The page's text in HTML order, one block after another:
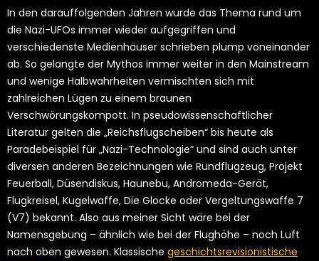
In den darauffolgenden Jahren wurde das Thema rund um
die Nazi-UFOs immer wieder aufgegriffen und
verschiedenste Medienhäuser schrieben plump voneinander
ab. So gelangte der Mythos immer weiter in den Mainstream
und wenige Halbwahrheiten vermischten sich mit
zahlreichen Lügen zu einem braunen
Verschwörungskompott. In pseudowissenschaftlicher
Literatur gelten die „Reichsflugscheiben“ bis heute als
Paradebeispiel für „Nazi-Technologie“ und sind auch unter
diversen anderen Bezeichnungen wie Rundflugzeug, Projekt
Feuerball, Düsendiskus, Haunebu, Andromeda-Gerät,
Flugkreisel, Kugelwaffe, Die Glocke oder Vergeltungswaffe 7
(V7) bekannt. Also aus meiner Sicht wäre bei der
Namensgebung – ähnlich wie bei der Flughöhe – noch Luft
nach oben gewesen. Klassische geschichtsrevisionistische